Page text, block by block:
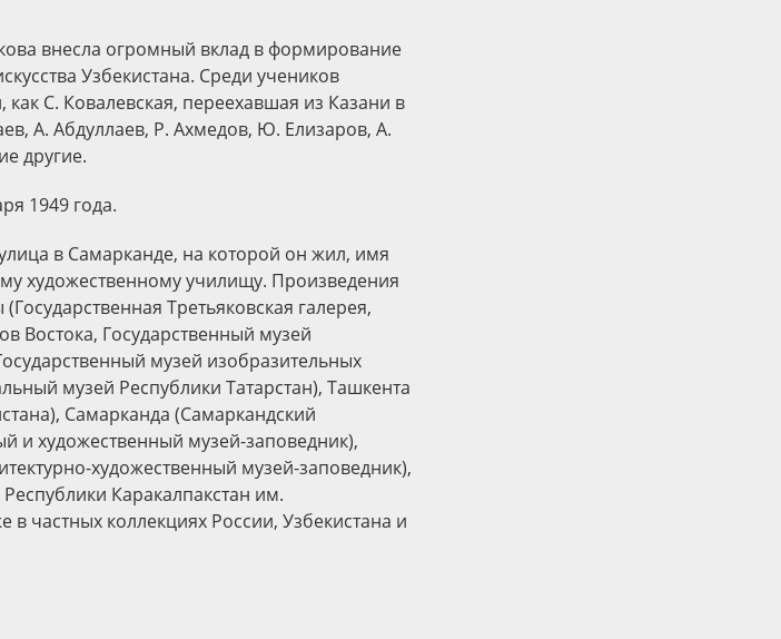
внесла огромный вклад в формирование
Узбекистана. Среди учеников
С. Ковалевская, переехавшая из Казани в
А. Абдуллаев, Р. Ахмедов, Ю. Елизаров, А.
другие.
1949 года.
в Самарканде, на которой он жил, имя
художественному училищу. Произведения
Третьяковская галерея,
Востока, Государственный музей
музей изобразительных
музей Республики Татарстан), Ташкента
Самарканда (Самаркандский
и художественный музей-заповедник),
художественный музей-заповедник),
Каракалпакстан им.
в частных коллекциях России, Узбекистана и